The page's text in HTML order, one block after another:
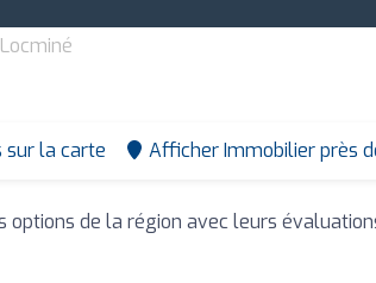
sur la carte Afficher Immobilier près
options de la région avec leurs